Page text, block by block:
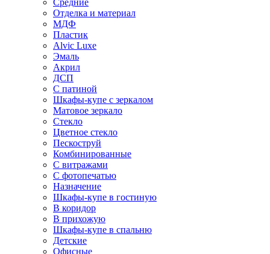
Средние
Отделка и материал
МДФ
Пластик
Alvic Luxe
Эмаль
Акрил
ДСП
С патиной
Шкафы-купе с зеркалом
Матовое зеркало
Стекло
Цветное стекло
Пескоструй
Комбинированные
С витражами
С фотопечатью
Назначение
Шкафы-купе в гостиную
В коридор
В прихожую
Шкафы-купе в спальню
Детские
Офисные